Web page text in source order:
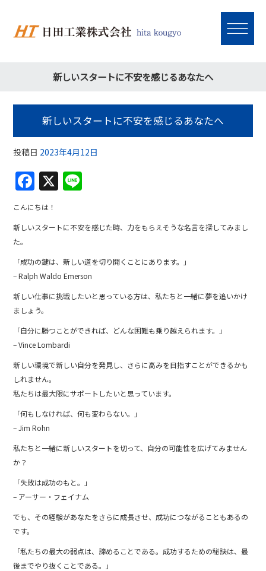
新しいスタートに不安を感じるあなたへ
新しいスタートに不安を感じるあなたへ
投稿日 2023年4月12日
F
a
c
e
b
o
o
k
X
e
こんにちは！
新しいスタートに不安を感じた時、力をもらえそうな名言を探してみまし
た。
「成功の鍵は、新しい道を切り開くことにあります。」
– Ralph Waldo Emerson
新しい仕事に挑戦したいと思っている方は、私たちと一緒に夢を追いかけ
ましょう。
「自分に勝つことができれば、どんな困難も乗り越えられます。」
– Vince Lombardi
新しい環境で新しい自分を発見し、さらに高みを目指すことができるかも
しれません。
私たちは最大限にサポートしたいと思っています。
「何もしなければ、何も変わらない。」
– Jim Rohn
私たちと一緒に新しいスタートを切って、自分の可能性を広げてみません
か？
「失敗は成功のもと。」
– アーサー・フェイナム
でも、その経験があなたをさらに成長させ、成功につながることもあるの
です。
「私たちの最大の弱点は、諦めることである。成功するための秘訣は、最
後までやり抜くことである。」